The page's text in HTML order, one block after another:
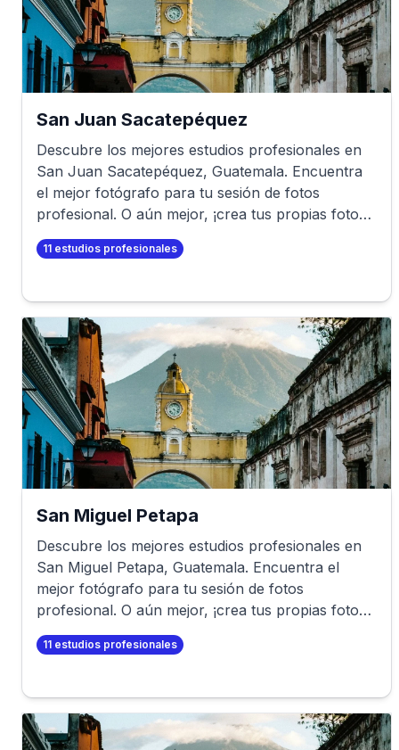
San Juan Sacatepéquez
Descubre los mejores estudios profesionales en
San Juan Sacatepéquez, Guatemala. Encuentra
el mejor fotógrafo para tu sesión de fotos
profesional. O aún mejor, ¡crea tus propias fotos
profesionales en minutos!
11 estudios profesionales
San Miguel Petapa
Descubre los mejores estudios profesionales en
San Miguel Petapa, Guatemala. Encuentra el
mejor fotógrafo para tu sesión de fotos
profesional. O aún mejor, ¡crea tus propias fotos
profesionales en minutos!
11 estudios profesionales